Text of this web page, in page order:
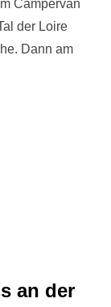
Campervan
der Loire
Dann am
MITTELMEER,
an der